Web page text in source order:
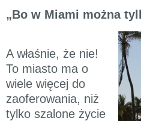
„Bo w Miami można
A właśnie, że nie!
To miasto ma o
wiele więcej do
zaoferowania, niż
tylko szalone życie